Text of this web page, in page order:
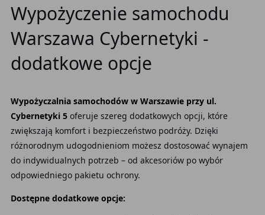
Wypożyczenie samochodu
Warszawa Cybernetyki -
dodatkowe opcje
Wypożyczalnia samochodów w Warszawie przy ul.
Cybernetyki 5oferuje szereg dodatkowych opcji, które
zwiększają komfort i bezpieczeństwo podróży. Dzięki
różnorodnym udogodnieniom możesz dostosować wynajem
do indywidualnych potrzeb – od akcesoriów po wybór
odpowiedniego pakietu ochrony.
Dostępne dodatkowe opcje: